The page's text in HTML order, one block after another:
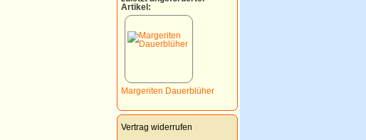
Artikel:
Margeriten Dauerblüher
Vertrag widerrufen